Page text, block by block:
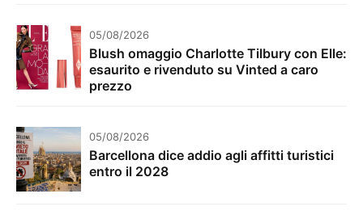
05/08/2026
Blush omaggio Charlotte Tilbury con Elle:
esaurito e rivenduto su Vinted a caro
prezzo
05/08/2026
Barcellona dice addio agli affitti turistici
entro il 2028